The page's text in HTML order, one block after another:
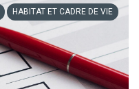
HABITAT ET CADRE DE VIE